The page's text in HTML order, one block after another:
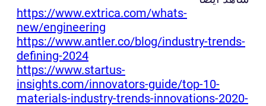
https://www.extrica.com/whats-
new/engineering
https://www.antler.co/blog/industry-trends-
defining-2024
https://www.startus-
insights.com/innovators-guide/top-10-
materials-industry-trends-innovations-2020-